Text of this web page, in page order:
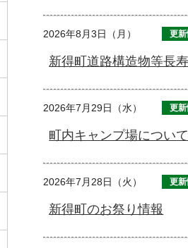
2026年8月3日（月） 更新
新得町道路構造物等長
2026年7月29日（水） 更新
町内キャンプ場について
2026年7月28日（火） 更新
新得町のお祭り情報